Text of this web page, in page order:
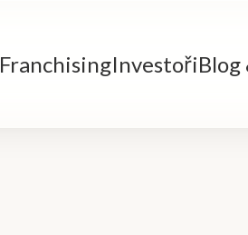
FranchisingInvestořiBlog